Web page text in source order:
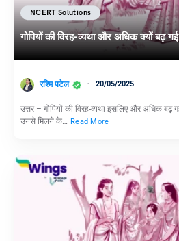
NCERT Solutions
गोपियों की विरह-व्यथा और अधिक क्यों बढ़
रश्मि पटेल 20/05/2025
उत्तर – गोपियों की विरह-व्यथा इसलिए और अधिक
उनसे मिलने के… Read More